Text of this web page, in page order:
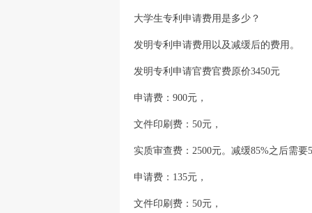
大学生专利申请费用是多少？
发明专利申请费用以及减缓后的费用。
发明专利申请官费官费原价3450元
申请费：900元，
文件印刷费：50元，
实质审查费：2500元。减缓85%之后需要
申请费：135元，
文件印刷费：50元，